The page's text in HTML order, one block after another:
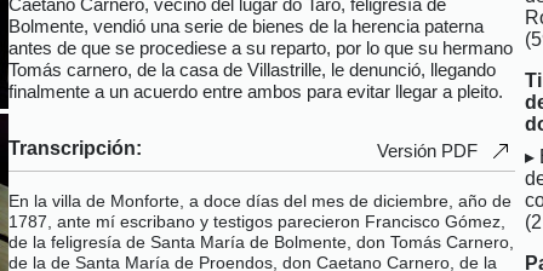
Caetano Carnero, vecino del lugar do Taro, feligresía de
Bolmente, vendió una serie de bienes de la herencia paterna
antes de que se procediese a su reparto, por lo que su hermano
Tomás carnero, de la casa de Villastrille, le denunció, llegando
finalmente a un acuerdo entre ambos para evitar llegar a pleito.
Transcripción: Versión PDF
En la villa de Monforte, a doce días del mes de diciembre, año de
1787, ante mí escribano y testigos parecieron Francisco Gómez,
de la feligresía de Santa María de Bolmente, don Tomás Carnero,
de la de Santa María de Proendos, don Caetano Carnero, de la